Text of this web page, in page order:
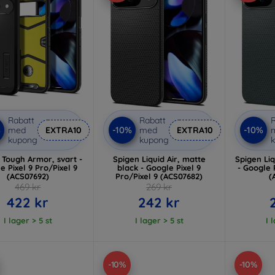
Rabatt
med
kupong
EXTRA10
Tough Armor, svart -
Pixel 9 Pro/Pixel 9
(ACS07692)
469 kr
422 kr
I lager > 5 st
-10%
Rabatt
med
kupong
EXTRA10
Spigen Liquid Air, matte
black - Google Pixel 9
Pro/Pixel 9 (ACS07682)
269 kr
242 kr
I lager > 5 st
-10%
Spigen
- Google
I
-10% -10%